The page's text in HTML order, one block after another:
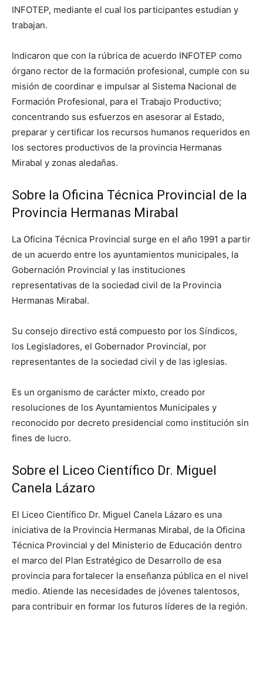
INFOTEP, mediante el cual los participantes estudian y
trabajan.
Indicaron que con la rúbrica de acuerdo INFOTEP como
órgano rector de la formación profesional, cumple con su
misión de coordinar e impulsar al Sistema Nacional de
Formación Profesional, para el Trabajo Productivo;
concentrando sus esfuerzos en asesorar al Estado,
preparar y certificar los recursos humanos requeridos en
los sectores productivos de la provincia Hermanas
Mirabal y zonas aledañas.
Sobre la Oficina Técnica Provincial de la
Provincia Hermanas Mirabal
La Oficina Técnica Provincial surge en el año 1991 a partir
de un acuerdo entre los ayuntamientos municipales, la
Gobernación Provincial y las instituciones
representativas de la sociedad civil de la Provincia
Hermanas Mirabal.
Su consejo directivo está compuesto por los Síndicos,
los Legisladores, el Gobernador Provincial, por
representantes de la sociedad civil y de las iglesias.
Es un organismo de carácter mixto, creado por
resoluciones de los Ayuntamientos Municipales y
reconocido por decreto presidencial como institución sin
fines de lucro.
Sobre el Liceo Científico Dr. Miguel
Canela Lázaro
El Liceo Científico Dr. Miguel Canela Lázaro es una
iniciativa de la Provincia Hermanas Mirabal, de la Oficina
Técnica Provincial y del Ministerio de Educación dentro
el marco del Plan Estratégico de Desarrollo de esa
provincia para fortalecer la enseñanza pública en el nivel
medio. Atiende las necesidades de jóvenes talentosos,
para contribuir en formar los futuros líderes de la región.